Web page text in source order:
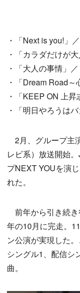
・「Next is you!」
・「カラダだけが
・「大人の事情」
・「Dream Road～
・「KEEP ON 上昇
・「明日やろうはバ
2月、グループ主
レビ系）放送開始
プNEXT YOUを演
れた。
前年から引き続
年の10月に完走。
ン公演が実現した
シングル1、配信シ
曲。